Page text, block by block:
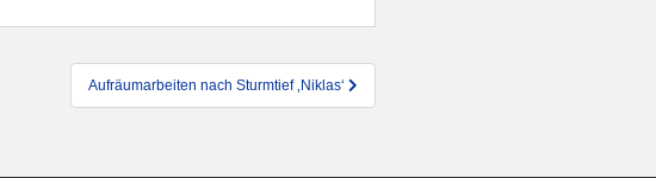
Aufräumarbeiten nach Sturmtief ‚Niklas‘